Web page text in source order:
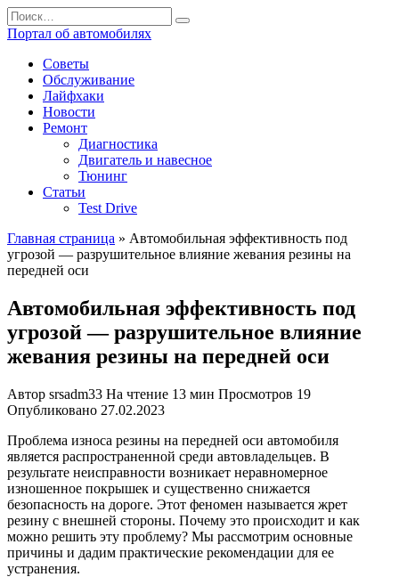
Перейти
к
содержанию
Search
for:
Портал об автомобилях
Советы
Обслуживание
Лайфхаки
Новости
Ремонт
Диагностика
Двигатель и навесное
Тюнинг
Статьи
Test Drive
Главная страница » Автомобильная эффективность под
угрозой — разрушительное влияние жевания резины на
передней оси
Автомобильная эффективность под
угрозой — разрушительное влияние
жевания резины на передней оси
Автор srsadm33 На чтение 13 мин Просмотров 19
Опубликовано 27.02.2023
Проблема износа резины на передней оси автомобиля
является распространенной среди автовладельцев. В
результате неисправности возникает неравномерное
изношенное покрышек и существенно снижается
безопасность на дороге. Этот феномен называется жрет
резину с внешней стороны. Почему это происходит и как
можно решить эту проблему? Мы рассмотрим основные
причины и дадим практические рекомендации для ее
устранения.